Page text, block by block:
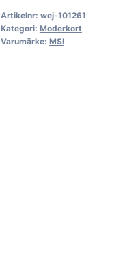
PLUS
WIFI
Artikelnr: wej-101261
Kategori: Moderkort
Varumärke: MSI